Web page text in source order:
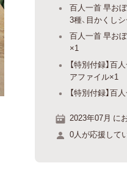
百人一首 早お
3種、目かくしシ
百人一首 早お
×1
【特別付録】百
アファイル×1
【特別付録】百
2023年07月 に
0人が応援して